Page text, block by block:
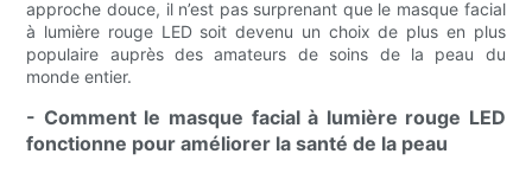
approche douce, il n’est pas surprenant que le masque facial
à lumière rouge LED soit devenu un choix de plus en plus
populaire auprès des amateurs de soins de la peau du
monde entier.
- Comment le masque facial à lumière rouge LED
fonctionne pour améliorer la santé de la peau